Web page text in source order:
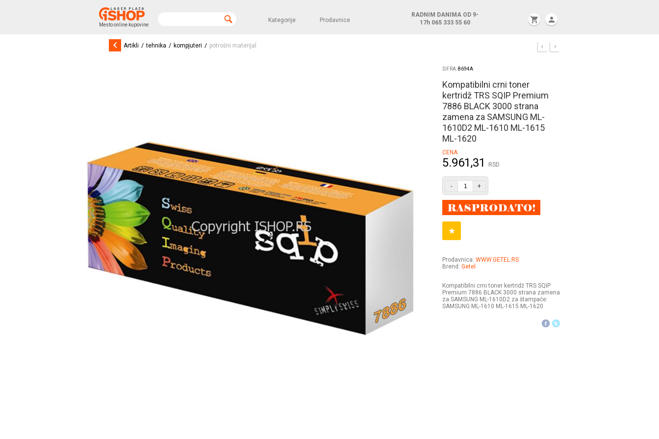
Mesto online kupovine
Kategorije Prodavnice
RADNIM DANIMA OD 9-
17h 065 333 55 60 shopping_cart person
keyboard_arrow_left Artikli / tehnika / kompjuteri / potrošni materijal
ŠIFRA:8694A
Kompatibilni crni toner
kertridž TRS SQIP Premium
7886 BLACK 3000 strana
zamena za SAMSUNG ML-
1610D2 ML-1610 ML-1615
ML-1620
CENA
5.961,31 RSD
- +
Prodavnica: WWW.GETEL.RS
Brend: Getel
Kompatibilni crni toner kertridž TRS SQIP
Premium 7886 BLACK 3000 strana zamena
za SAMSUNG ML-1610D2 za štampače:
SAMSUNG ML-1610 ML-1615 ML-1620